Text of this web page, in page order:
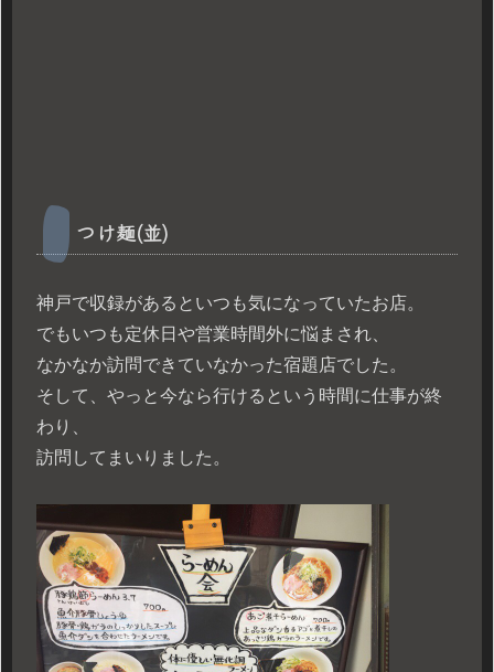
つけ麺(並)
神戸で収録があるといつも気になっていたお店。
でもいつも定休日や営業時間外に悩まされ、
なかなか訪問できていなかった宿題店でした。
そして、やっと今なら行けるという時間に仕事が終
わり、
訪問してまいりました。